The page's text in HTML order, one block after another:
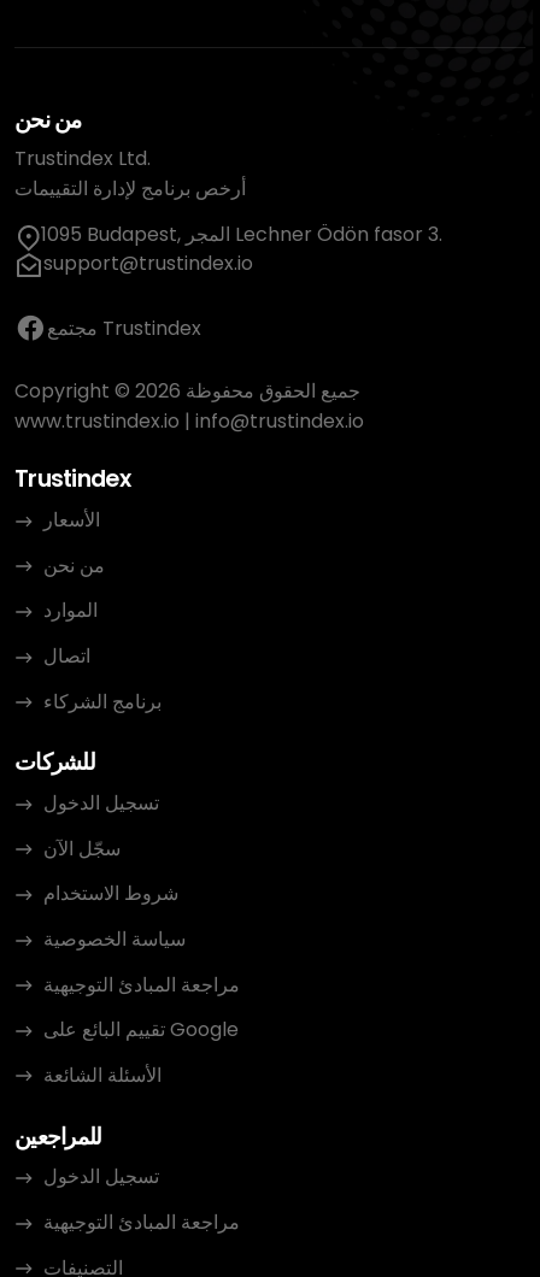
من نحن
Trustindex Ltd.
أرخص برنامج لإدارة التقييمات
1095 Budapest, المجر Lechner Ödön fasor 3.
support@trustindex.io
مجتمع Trustindex
Copyright © 2026 جميع الحقوق محفوظة
www.trustindex.io | info@trustindex.io
Trustindex
الأسعار
من نحن
الموارد
اتصال
برنامج الشركاء
للشركات
تسجيل الدخول
سجّل الآن
شروط الاستخدام
سياسة الخصوصية
مراجعة المبادئ التوجيهية
تقييم البائع على Google
الأسئلة الشائعة
للمراجعين
تسجيل الدخول
مراجعة المبادئ التوجيهية
التصنيفات